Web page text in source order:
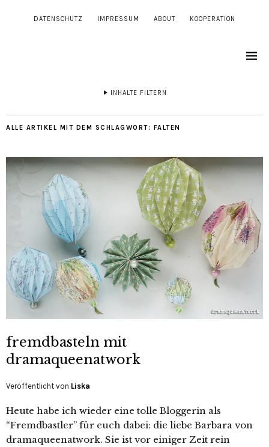
DATENSCHUTZ IMPRESSUM ABOUT KOOPERATION
INHALTE FILTERN
ALLE ARTIKEL MIT DEM SCHLAGWORT: FALTEN
fremdbasteln mit
dramaqueenatwork
Veröffentlicht von Liska
Heute habe ich wieder eine tolle Bloggerin als
“Fremdbastler” für euch dabei: die liebe Barbara von
dramaqueenatwork. Sie ist vor einiger Zeit rein